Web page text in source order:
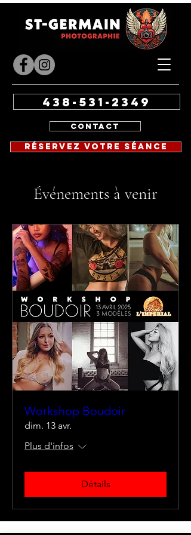
438-531-2349
Contact
Réservez votre séance
Événements à venir
Workshop Boudoir
dim. 13 avr.
Plus d'infos
Détails